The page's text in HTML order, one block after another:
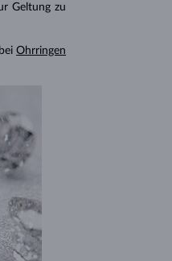
Geltung zu
Ohrringen